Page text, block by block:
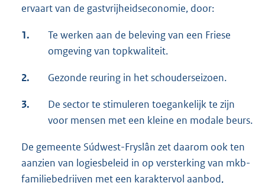
ervaart van de gastvrijheidseconomie, door:
1.
Te werken aan de beleving van een Friese
omgeving van topkwaliteit.
2. Gezonde reuring in het schouderseizoen.
3.
De sector te stimuleren toegankelijk te zijn
voor mensen met een kleine en modale beurs.
De gemeente Súdwest-Fryslân zet daarom ook ten
aanzien van logiesbeleid in op versterking van mkb-
familiebedrijven met een karaktervol aanbod,